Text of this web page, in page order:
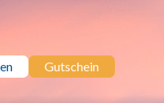
Gutschein